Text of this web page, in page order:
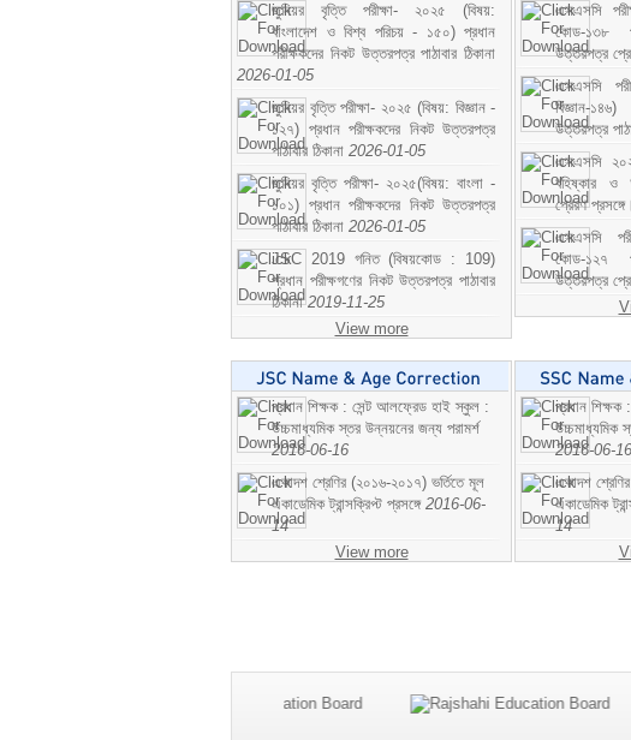
জুনিয়র বৃত্তি পরীক্ষা- ২০২৫ (বিষয়:
বাংলাদেশ ও বিশ্ব পরিচয় - ১৫০) প্রধান
পরীক্ষকদের নিকট উত্তরপত্র পাঠাবার ঠিকানা
2026-01-05
জুনিয়র বৃত্তি পরীক্ষা- ২০২৫ (বিষয়: বিজ্ঞান -
১২৭) প্রধান পরীক্ষকদের নিকট উত্তরপত্র
পাঠাবার ঠিকানা 2026-01-05
জুনিয়র বৃত্তি পরীক্ষা- ২০২৫(বিষয়: বাংলা -
১০১) প্রধান পরীক্ষকদের নিকট উত্তরপত্র
পাঠাবার ঠিকানা 2026-01-05
JSC 2019 গনিত (বিষয়কোড : 109)
প্রধান পরীক্ষগণের নিকট উত্তরপত্র পাঠাবার
ঠিকানা2019-11-25
View more
এসএসসি
কোড-১৩৮
উত্তরপত্র
এসএসসি
বিজ্ঞান-
উত্তরপত্র
এসএসসি ২০২৬
বহিষ্কার ও
প্রেরণ প্রসঙ্গে।
এসএসসি
কোড-১২৭
উত্তরপত্র
প্রধান শিক্ষক : সেন্ট আলফ্রেড হাই স্কুল :
উচ্চমাধ্যমিক স্তর উন্নয়নের জন্য পরামর্শ
2016-06-16
একাদশ শ্রেণির (২০১৬-২০১৭) ভর্তিতে মূল
একাডেমিক ট্রান্সক্রিপ্ট প্রসঙ্গে 2016-06-
14
View more
প্রধান
উচ্চমাধ্যমিক
2016-06-16
একাদশ
একাডেমিক
14